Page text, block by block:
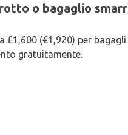
o bagaglio
£1,600 (€1,920) per
gratuitamente.